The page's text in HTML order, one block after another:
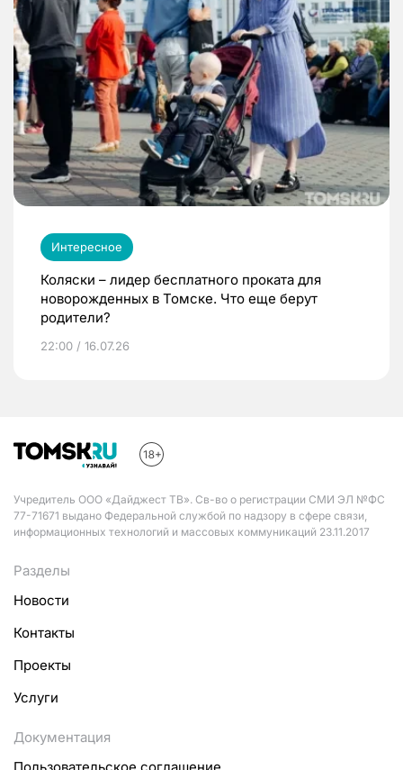
Интересное
Коляски – лидер бесплатного проката для
новорожденных в Томске. Что еще берут
родители?
22:00 / 16.07.26
Учредитель ООО «Дайджест ТВ». Св-во о регистрации СМИ ЭЛ №ФС
77-71671 выдано Федеральной службой по надзору в сфере связи,
информационных технологий и массовых коммуникаций 23.11.2017
Разделы
Новости
Контакты
Проекты
Услуги
Документация